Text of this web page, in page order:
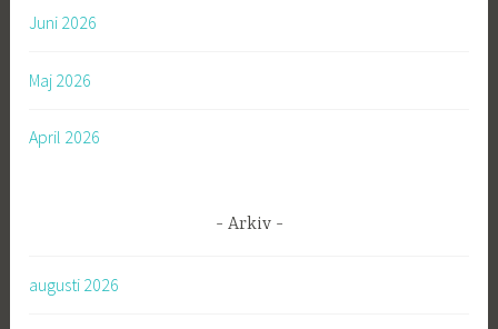
Juni 2026
Maj 2026
April 2026
Arkiv
augusti 2026